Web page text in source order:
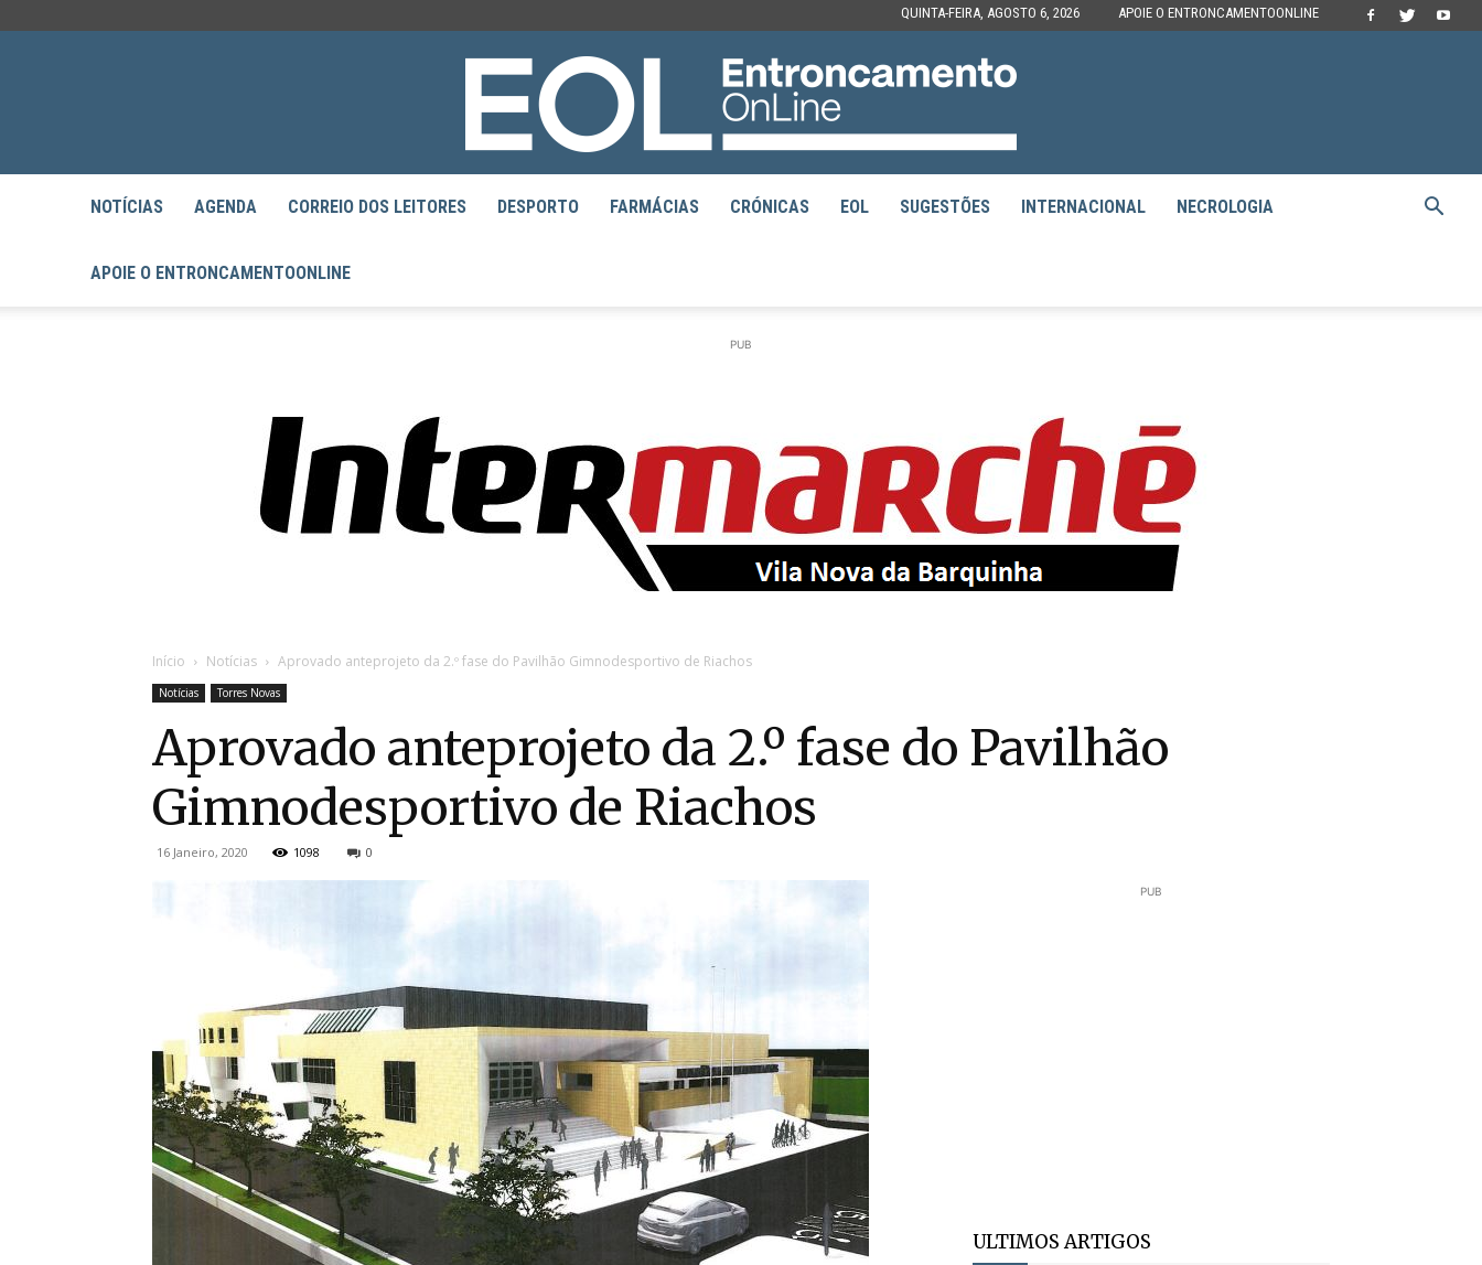
QUINTA-FEIRA, AGOSTO 6, 2026 APOIE O ENTRONCAMENTOONLINE
EntroncamentoOnline
NOTÍCIAS AGENDA CORREIO DOS LEITORES DESPORTO FARMÁCIAS CRÓNICAS EOL SUGESTÕES INTERNACIONAL NECROLOGIA
APOIE O ENTRONCAMENTOONLINE
PUB
Início Notícias Aprovado anteprojeto da 2.º fase do Pavilhão Gimnodesportivo de Riachos
Notícias Torres Novas
Aprovado anteprojeto da 2.º fase do Pavilhão
Gimnodesportivo de Riachos
16 Janeiro, 2020 1098 0
PUB
ULTIMOS ARTIGOS